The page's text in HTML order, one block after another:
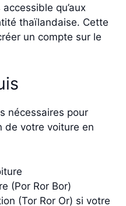
qu’aux
thaïlandaise. Cette
un compte sur le
nécessaires pour
de votre voiture en
(Por Ror Bor)
(Tor Ror Or) si votre